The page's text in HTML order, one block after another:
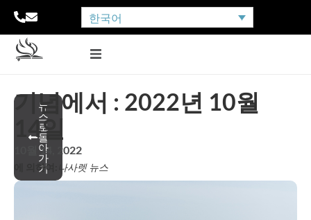
한국어
뉴
스
로
돌
아
가
기
기념에서 : 2022년 10월
14일
10월 14, 2022
에 의하여: 나사렛 뉴스